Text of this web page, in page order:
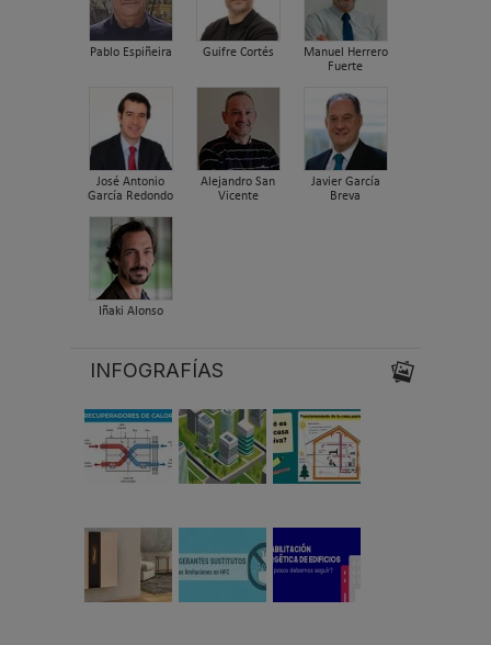
Pablo Espiñeira Guifre Cortés
Manuel Herrero
Fuerte
José Antonio
García Redondo
Alejandro San
Vicente
Javier García
Breva
Iñaki Alonso
INFOGRAFÍAS